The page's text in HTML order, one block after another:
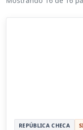
REPÚBLICA CHECA